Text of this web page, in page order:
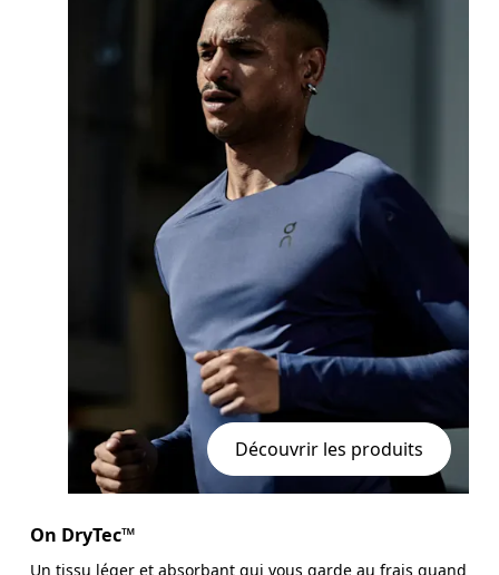
Découvrir les produits
On DryTec™
Un tissu léger et absorbant qui vous garde au frais quand